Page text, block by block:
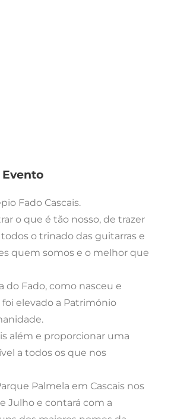
Fado Cascais.
o que é tão nosso, de trazer
o trinado das guitarras e
quem somos e o melhor que
do Fado, como nasceu e
foi elevado a Património
além e proporcionar uma
a todos os que nos
Palmela em Cascais nos
Julho e contará com a